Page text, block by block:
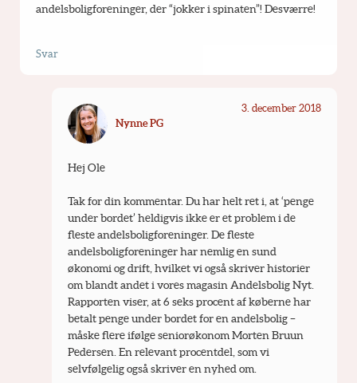
andelsboligforeninger, der “jokker i spinaten”! Desværre!
Svar
Nynne PG
3. december 2018
Hej Ole
Tak for din kommentar. Du har helt ret i, at ‘penge
under bordet’ heldigvis ikke er et problem i de
fleste andelsboligforeninger. De fleste
andelsboligforeninger har nemlig en sund
økonomi og drift, hvilket vi også skriver historier
om blandt andet i vores magasin Andelsbolig Nyt.
Rapporten viser, at 6 seks procent af køberne har
betalt penge under bordet for en andelsbolig –
måske flere ifølge seniorøkonom Morten Bruun
Pedersen. En relevant procentdel, som vi
selvfølgelig også skriver en nyhed om.